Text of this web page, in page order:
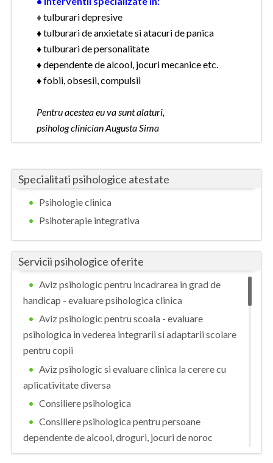
Satu-Mare
Suceava
Teleorman
Valcea
Vaslui
♦tulburari depresive
♦ tulburari de anxietate si atacuri de panica
♦ tulburari de personalitate
♦ dependente de alcool, jocuri mecanice etc.
♦ fobii, obsesii, compulsii
Pentru acestea eu va sunt alaturi,
psiholog clinician Augusta Sima
Specialitati psihologice atestate
Psihologie clinica
Psihoterapie integrativa
Servicii psihologice oferite
Aviz psihologic pentru incadrarea in grad de
handicap - evaluare psihologica clinica
Aviz psihologic pentru scoala - evaluare
psihologica in vederea integrarii si adaptarii scolare
pentru copii
Aviz psihologic si evaluare clinica la cerere cu
aplicativitate diversa
Consiliere psihologica
Consiliere psihologica pentru persoane
dependente de alcool, droguri, jocuri de noroc
Consiliere psihologica pentru persoanele care